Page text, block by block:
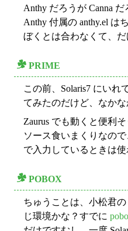
Anthy だろうが Canna
Anthy 付属の anthy.el は
ぼくとは合わなくて、だ
PRIME
この前、Solaris7 にいれ
てみたのだけど、なかな
Zaurus でも動くと便利
ソース食いまくりなの
で入力しているときは使
POBOX
ちゅうことは、小松君
じ環境かな？すでに